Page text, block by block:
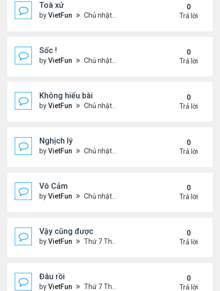
Toà xử
byVietFun Chủ nhật Tháng 11 14, 2021 9:06 pm
0
Trả lời
Sốc !
byVietFun Chủ nhật Tháng 11 14, 2021 9:05 pm
0
Trả lời
Không hiểu bài
byVietFun Chủ nhật Tháng 11 14, 2021 9:01 pm
0
Trả lời
Nghịch lý
byVietFun Chủ nhật Tháng 11 07, 2021 9:39 pm
0
Trả lời
Vô Cảm
byVietFun Chủ nhật Tháng 11 07, 2021 8:01 pm
0
Trả lời
Vậy cũng được
byVietFun Thứ 7 Tháng 11 06, 2021 2:38 pm
0
Trả lời
Đâu rồi
byVietFun Thứ 7 Tháng 11 06, 2021 2:36 pm
0
Trả lời